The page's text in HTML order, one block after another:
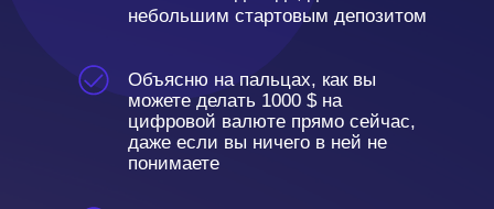
Объясню на пальцах, как вы
можете делать 1000 $ на
цифровой валюте прямо сейчас,
даже если вы ничего в ней не
понимаете
небольшим стартовым депозитом